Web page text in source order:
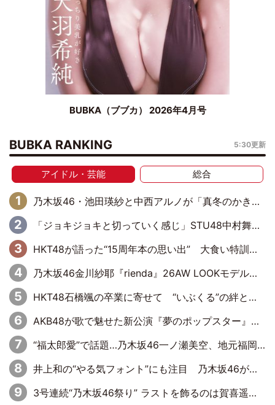
BUBKA（ブブカ） 2026年4月号
BUBKA RANKING 5:30更新
アイドル・芸能 総合
乃木坂46・池田瑛紗と中西アルノが「真冬のかき氷」騒動で火花散らす！ 因縁の裏にあるのは、逆境をともに“凌”ぐ似た者同士の絆
「ジョキジョキと切っていく感じ」STU48中村舞、新しい挑戦は自らの手で
HKT48が語った“15周年本の思い出” 大食い特訓・守護霊企画・制服グラビア…盛りだくさんの裏話
乃木坂46金川紗耶『rienda』26AW LOOKモデルに就任
HKT48石橋颯の卒業に寄せて “いぶくる”の絆と後輩・龍頭綺音の決意
AKB48が歌で魅せた新公演『夢のポップスター』 初日から全身全霊のステージ
“福太郎愛”で話題…乃木坂46一ノ瀬美空、地元福岡『めんべい25周年トップサポーター』に就任
井上和の“やる気フォント”にも注目 乃木坂46が挑んだ書道パフォーマンスの舞台裏
3号連続“乃木坂46祭り” ラストを飾るのは賀喜遥香…5年ぶりの登場に「5年分大人になった私を見ていただけたら」